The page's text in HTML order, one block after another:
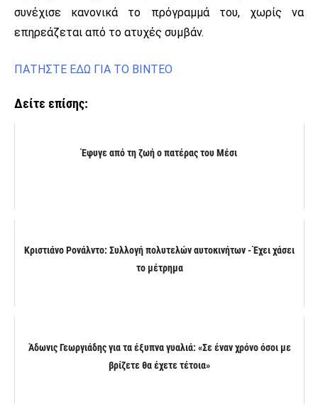
συνέχισε κανονικά το πρόγραμμά του, χωρίς να
επηρεάζεται από το ατυχές συμβάν.
ΠΑΤΗΣΤΕ ΕΔΩ ΓΙΑ ΤΟ ΒΙΝΤΕΟ
Δείτε επίσης:
Έφυγε από τη ζωή ο πατέρας του Μέσι
Κριστιάνο Ρονάλντο: Συλλογή πολυτελών αυτοκινήτων - Έχει χάσει
το μέτρημα
Άδωνις Γεωργιάδης για τα έξυπνα γυαλιά: «Σε έναν χρόνο όσοι με
βρίζετε θα έχετε τέτοια»